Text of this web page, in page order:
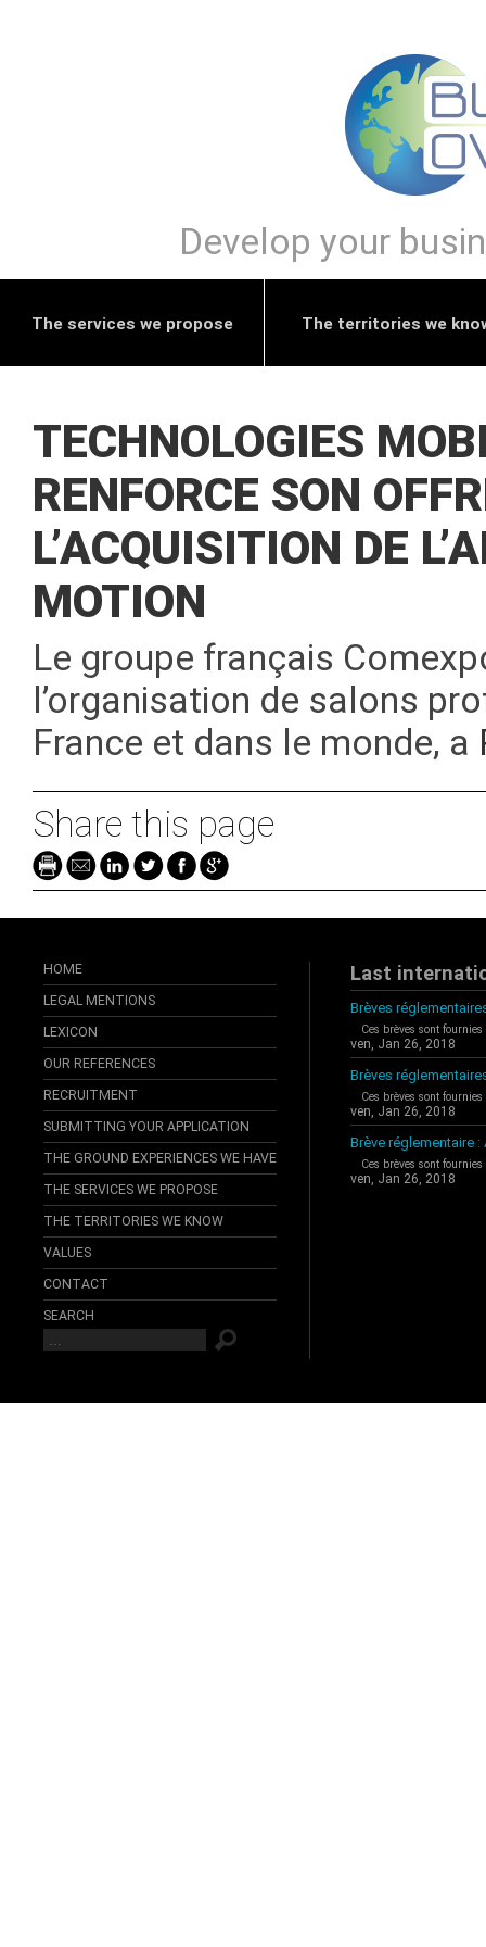
Develop your
The services we propose The territories we
TECHNOLOGIES
RENFORCE SON
L’ACQUISITION DE
MOTION
Le groupe français
l’organisation de salons
France et dans le monde, a
Share this page
HOME
LEGAL MENTIONS
LEXICON
OUR REFERENCES
RECRUITMENT
SUBMITTING YOUR APPLICATION
THE GROUND EXPERIENCES WE HAVE
THE SERVICES WE PROPOSE
THE TERRITORIES WE KNOW
VALUES
CONTACT
SEARCH
Last
Brèves
Ces brèves sont
ven, Jan 26, 2018
Brèves
Ces brèves sont
ven, Jan 26, 2018
Brève réglementaire :
Ces brèves sont
ven, Jan 26, 2018